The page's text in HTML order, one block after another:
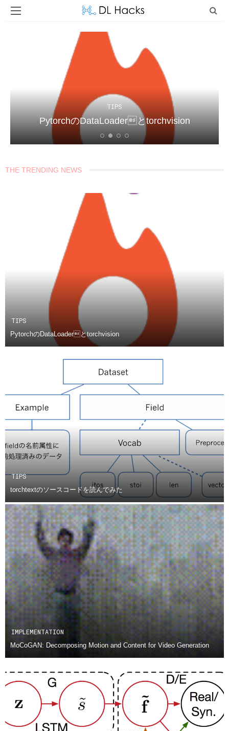
TIPS
PytorchのDataLoaderとtorchvision
THE TRENDING NEWS
TIPS
PytorchのDataLoaderとtorchvision
TIPS
torchtextのソースコードを読んでみた
IMPLEMENTATION
MoCoGAN: Decomposing Motion and Content for Video Generation